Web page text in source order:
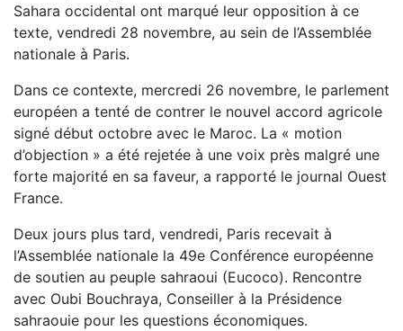
Sahara occidental ont marqué leur opposition à ce
texte, vendredi 28 novembre, au sein de l’Assemblée
nationale à Paris.
Dans ce contexte, mercredi 26 novembre, le parlement
européen a tenté de contrer le nouvel accord agricole
signé début octobre avec le Maroc. La « motion
d’objection » a été rejetée à une voix près malgré une
forte majorité en sa faveur, a rapporté le journal Ouest
France.
Deux jours plus tard, vendredi, Paris recevait à
l’Assemblée nationale la 49e Conférence européenne
de soutien au peuple sahraoui (Eucoco). Rencontre
avec Oubi Bouchraya, Conseiller à la Présidence
sahraouie pour les questions économiques.